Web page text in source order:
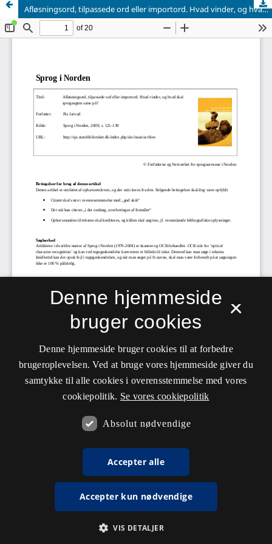
Afløsningsord, tilpassede ord eller importord. Hvad vinder, og hvad skal sprogrøgten satse på?
×
Denne hjemmeside
bruger cookies
Denne hjemmeside bruger cookies til at forbedre
brugeroplevelsen. Ved at bruge vores hjemmeside giver du
samtykke til alle cookies i overensstemmelse med vores
cookiepolitik. Se vores cookiepolitik
Absolut nødvendige
Accepter alle
Accepter kun nødvendige
VIS DETALJER